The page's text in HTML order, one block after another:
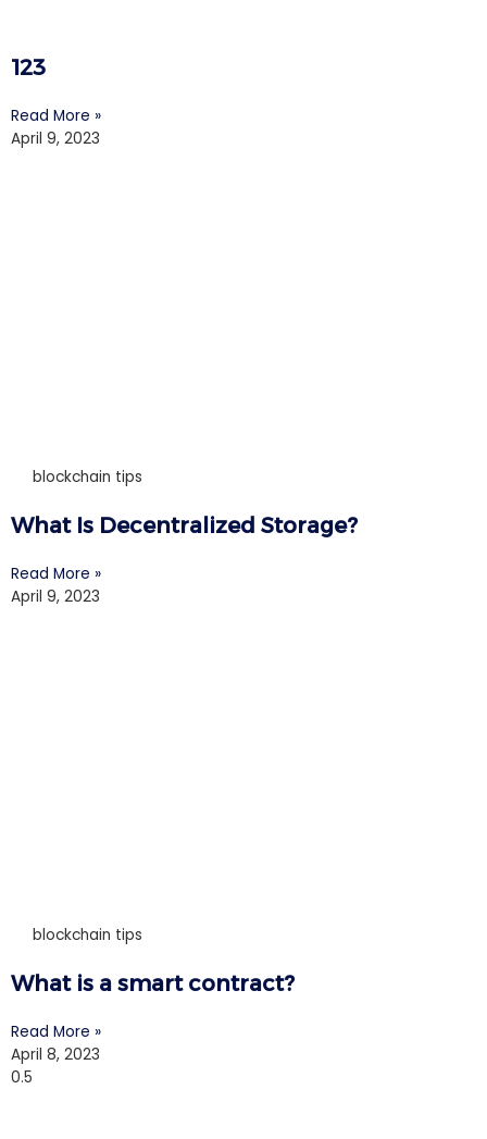
123
Read More »
April 9, 2023
blockchain tips
What Is Decentralized Storage?
Read More »
April 9, 2023
blockchain tips
What is a smart contract?
Read More »
April 8, 2023